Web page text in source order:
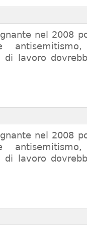
nel 2008
di lavoro
nel 2008
di lavoro